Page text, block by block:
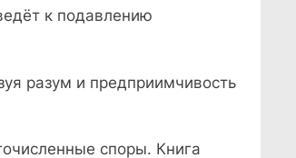
к подавлению
разум и предприимчивость
споры. Книга